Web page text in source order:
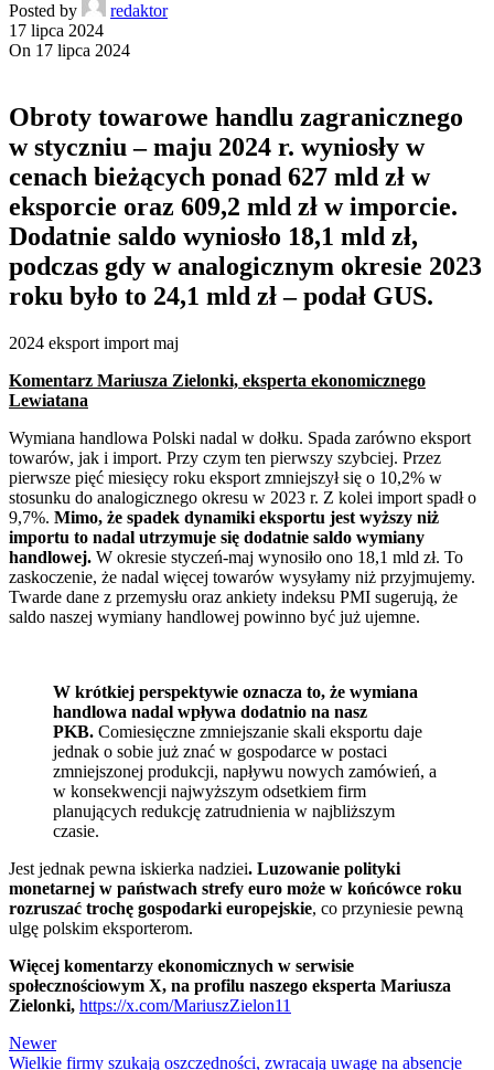
Posted by
redaktor
17 lipca 2024
On 17 lipca 2024
Obroty towarowe handlu zagranicznego
w styczniu – maju 2024 r. wyniosły w
cenach bieżących ponad 627 mld zł w
eksporcie oraz 609,2 mld zł w imporcie.
Dodatnie saldo wyniosło 18,1 mld zł,
podczas gdy w analogicznym okresie 2023
roku było to 24,1 mld zł – podał GUS.
2024 eksport import maj
Komentarz Mariusza Zielonki, eksperta ekonomicznego
Lewiatana
Wymiana handlowa Polski nadal w dołku. Spada zarówno eksport
towarów, jak i import. Przy czym ten pierwszy szybciej. Przez
pierwsze pięć miesięcy roku eksport zmniejszył się o 10,2% w
stosunku do analogicznego okresu w 2023 r. Z kolei import spadł o
9,7%. Mimo, że spadek dynamiki eksportu jest wyższy niż
importu to nadal utrzymuje się dodatnie saldo wymiany
handlowej. W okresie styczeń-maj wynosiło ono 18,1 mld zł. To
zaskoczenie, że nadal więcej towarów wysyłamy niż przyjmujemy.
Twarde dane z przemysłu oraz ankiety indeksu PMI sugerują, że
saldo naszej wymiany handlowej powinno być już ujemne.
W krótkiej perspektywie oznacza to, że wymiana
handlowa nadal wpływa dodatnio na nasz
PKB. Comiesięczne zmniejszanie skali eksportu daje
jednak o sobie już znać w gospodarce w postaci
zmniejszonej produkcji, napływu nowych zamówień, a
w konsekwencji najwyższym odsetkiem firm
planujących redukcję zatrudnienia w najbliższym
czasie.
Jest jednak pewna iskierka nadziei. Luzowanie polityki
monetarnej w państwach strefy euro może w końcówce roku
rozruszać trochę gospodarki europejskie, co przyniesie pewną
ulgę polskim eksporterom.
Więcej komentarzy ekonomicznych w serwisie
społecznościowym X, na profilu naszego eksperta Mariusza
Zielonki, https://x.com/MariuszZielon11
Newer
Wielkie firmy szukają oszczędności, zwracają uwagę na absencje